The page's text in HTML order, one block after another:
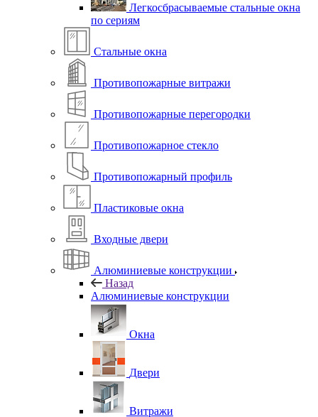
Легкосбрасываемые стальные окна
по сериям
Стальные окна
Противопожарные витражи
Противопожарные перегородки
Противопожарное стекло
Противопожарный профиль
Пластиковые окна
Входные двери
Алюминиевые конструкции
Назад
Алюминиевые конструкции
Окна
Двери
Витражи